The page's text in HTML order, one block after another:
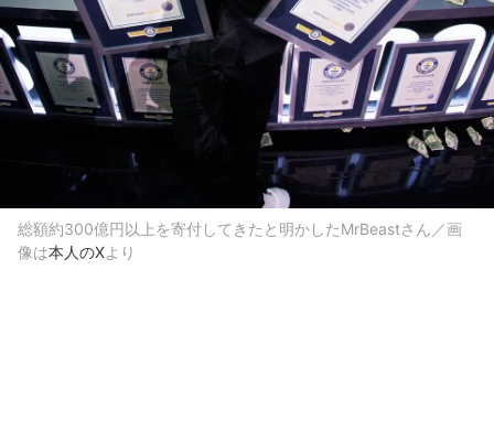
総額約300億円以上を寄付してきたと明かしたMrBeastさん／画
像は本人のXより